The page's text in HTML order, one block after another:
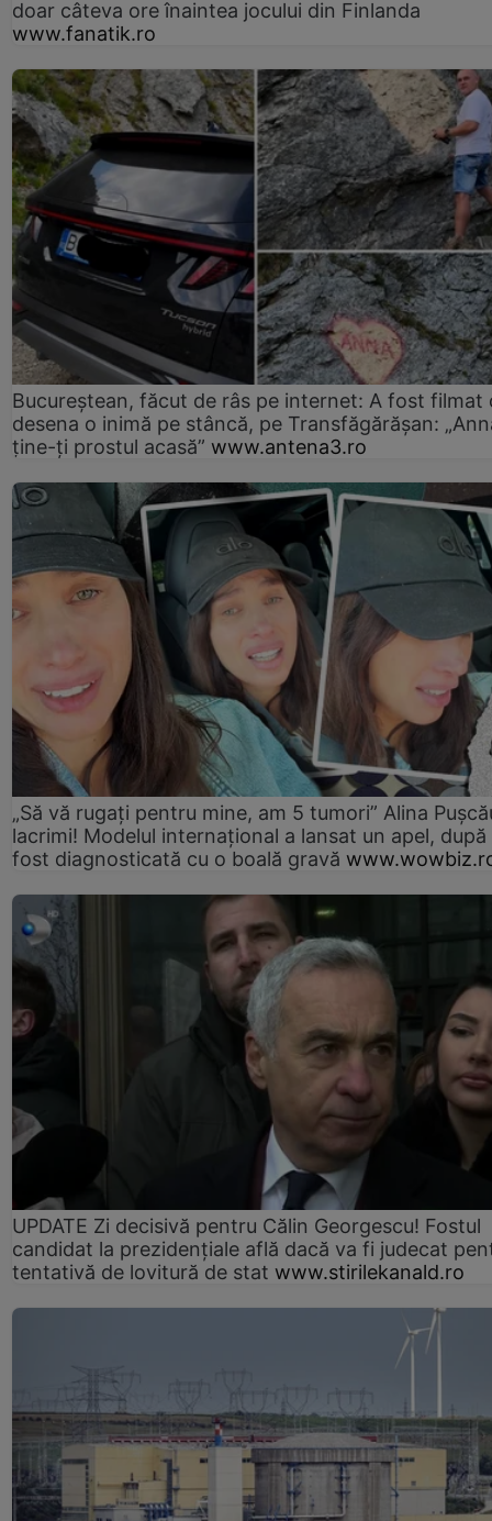
doar câteva ore înaintea jocului din Finlanda
www.fanatik.ro
Bucureștean, făcut de râs pe internet: A fost filmat
desena o inimă pe stâncă, pe Transfăgărășan:
ține-ți prostul acasă” www.antena3.ro
„Să vă rugați pentru mine, am 5 tumori” Alina
lacrimi! Modelul internațional a lansat un apel, după
fost diagnosticată cu o boală gravă
UPDATE Zi decisivă pentru Călin Georgescu! Fostul
candidat la prezidențiale află dacă va fi judecat
tentativă de lovitură de stat www.stirilekanald.ro